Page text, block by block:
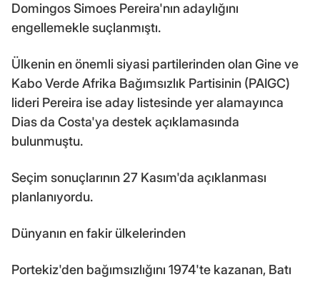
Domingos Simoes Pereira'nın adaylığını
engellemekle suçlanmıştı.
Ülkenin en önemli siyasi partilerinden olan Gine ve
Kabo Verde Afrika Bağımsızlık Partisinin (PAIGC)
lideri Pereira ise aday listesinde yer alamayınca
Dias da Costa'ya destek açıklamasında
bulunmuştu.
Seçim sonuçlarının 27 Kasım'da açıklanması
planlanıyordu.
Dünyanın en fakir ülkelerinden
Portekiz'den bağımsızlığını 1974'te kazanan, Batı